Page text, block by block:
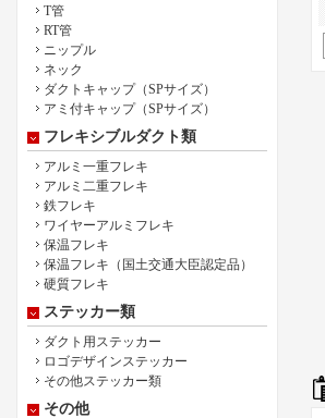
T管
RT管
ニップル
ネック
ダクトキャップ（SPサイズ）
アミ付キャップ（SPサイズ）
フレキシブルダクト類
アルミ一重フレキ
アルミ二重フレキ
鉄フレキ
ワイヤーアルミフレキ
保温フレキ
保温フレキ（国土交通大臣認定品）
硬質フレキ
ステッカー類
ダクト用ステッカー
ロゴデザインステッカー
その他ステッカー類
その他